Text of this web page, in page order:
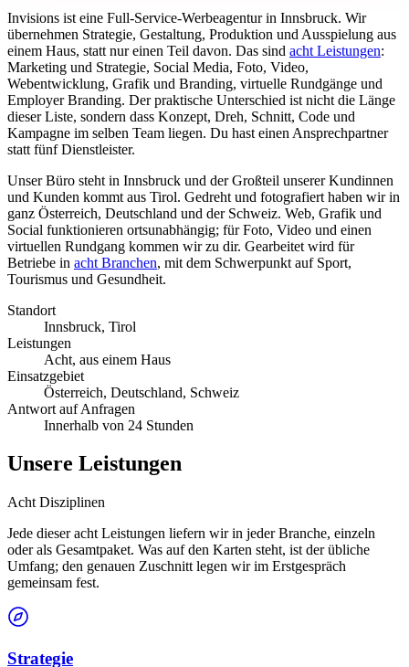
Invisions ist eine Full-Service-Werbeagentur in Innsbruck. Wir
übernehmen Strategie, Gestaltung, Produktion und Ausspielung aus
einem Haus, statt nur einen Teil davon. Das sind acht Leistungen:
Marketing und Strategie, Social Media, Foto, Video,
Webentwicklung, Grafik und Branding, virtuelle Rundgänge und
Employer Branding. Der praktische Unterschied ist nicht die Länge
dieser Liste, sondern dass Konzept, Dreh, Schnitt, Code und
Kampagne im selben Team liegen. Du hast einen Ansprechpartner
statt fünf Dienstleister.
Unser Büro steht in Innsbruck und der Großteil unserer Kundinnen
und Kunden kommt aus Tirol. Gedreht und fotografiert haben wir in
ganz Österreich, Deutschland und der Schweiz. Web, Grafik und
Social funktionieren ortsunabhängig; für Foto, Video und einen
virtuellen Rundgang kommen wir zu dir. Gearbeitet wird für
Betriebe in acht Branchen, mit dem Schwerpunkt auf Sport,
Tourismus und Gesundheit.
Standort
Innsbruck, Tirol
Leistungen
Acht, aus einem Haus
Einsatzgebiet
Österreich, Deutschland, Schweiz
Antwort auf Anfragen
Innerhalb von 24 Stunden
Unsere Leistungen
Acht Disziplinen
Jede dieser acht Leistungen liefern wir in jeder Branche, einzeln
oder als Gesamtpaket. Was auf den Karten steht, ist der übliche
Umfang; den genauen Zuschnitt legen wir im Erstgespräch
gemeinsam fest.
Strategie